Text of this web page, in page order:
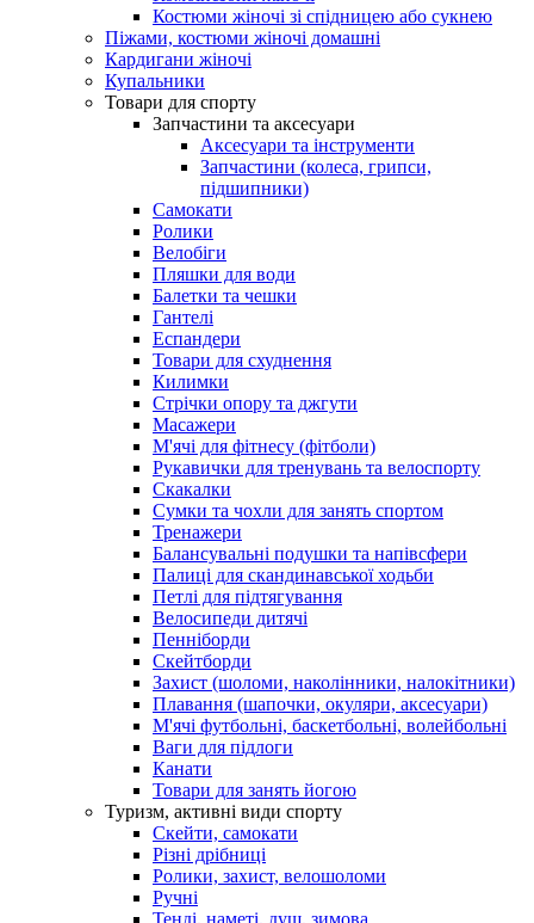
Костюми жіночі зі спідницею або сукнею
Піжами, костюми жіночі домашні
Кардигани жіночі
Купальники
Товари для спорту
Запчастини та аксесуари
Аксесуари та інструменти
Запчастини (колеса, грипси,
підшипники)
Самокати
Ролики
Велобіги
Пляшки для води
Балетки та чешки
Гантелі
Еспандери
Товари для схуднення
Килимки
Стрічки опору та джгути
Масажери
М'ячі для фітнесу (фітболи)
Рукавички для тренувань та велоспорту
Скакалки
Сумки та чохли для занять спортом
Тренажери
Балансувальні подушки та напівсфери
Палиці для скандинавської ходьби
Петлі для підтягування
Велосипеди дитячі
Пенніборди
Скейтборди
Захист (шоломи, наколінники, налокітники)
Плавання (шапочки, окуляри, аксесуари)
М'ячі футбольні, баскетбольні, волейбольні
Ваги для підлоги
Канати
Товари для занять йогою
Туризм, активні види спорту
Скейти, самокати
Різні дрібниці
Ролики, захист, велошоломи
Ручні
Тенді, наметі, душ, зимова